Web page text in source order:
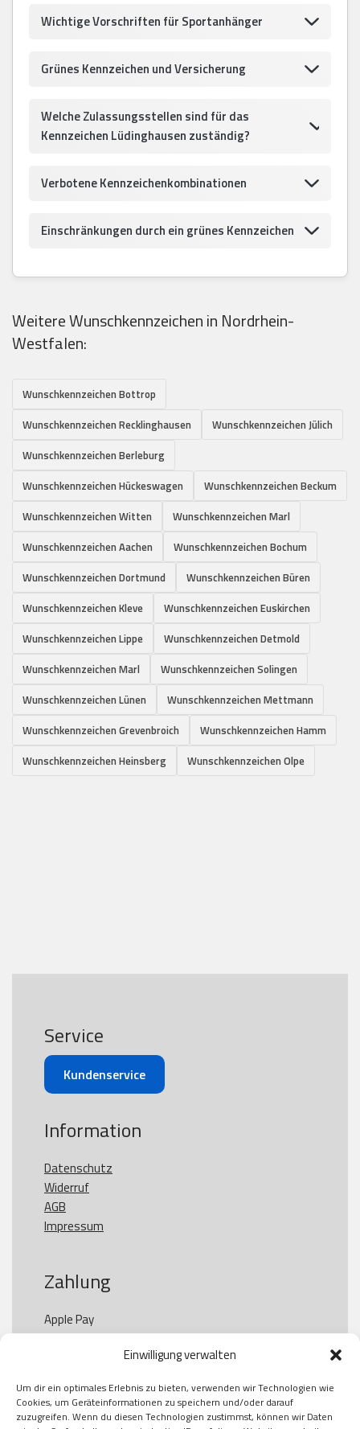
Einwilligung verwalten
Um dir ein optimales Erlebnis zu bieten, verwenden wir Technologien wie
Cookies, um Geräteinformationen zu speichern und/oder darauf
zuzugreifen. Wenn du diesen Technologien zustimmst, können wir Daten
Wichtige Vorschriften für Sportanhänger
Grünes Kennzeichen und Versicherung
Welche Zulassungsstellen sind für das
Kennzeichen Lüdinghausen zuständig?
Verbotene Kennzeichenkombinationen
Einschränkungen durch ein grünes Kennzeichen
Weitere Wunschkennzeichen in Nordrhein-
Westfalen:
Wunschkennzeichen Bottrop
Wunschkennzeichen Recklinghausen
Wunschkennzeichen Jülich
Wunschkennzeichen Berleburg
Wunschkennzeichen Hückeswagen
Wunschkennzeichen Beckum
Wunschkennzeichen Witten
Wunschkennzeichen Marl
Wunschkennzeichen Aachen
Wunschkennzeichen Bochum
Wunschkennzeichen Dortmund
Wunschkennzeichen Büren
Wunschkennzeichen Kleve
Wunschkennzeichen Euskirchen
Wunschkennzeichen Lippe
Wunschkennzeichen Detmold
Wunschkennzeichen Marl
Wunschkennzeichen Solingen
Wunschkennzeichen Lünen
Wunschkennzeichen Mettmann
Wunschkennzeichen Grevenbroich
Wunschkennzeichen Hamm
Wunschkennzeichen Heinsberg
Wunschkennzeichen Olpe
Service
Kundenservice
Information
Datenschutz
Widerruf
AGB
Impressum
Zahlung
Apple Pay
Paypal
Kauf auf Rechung
Klarna